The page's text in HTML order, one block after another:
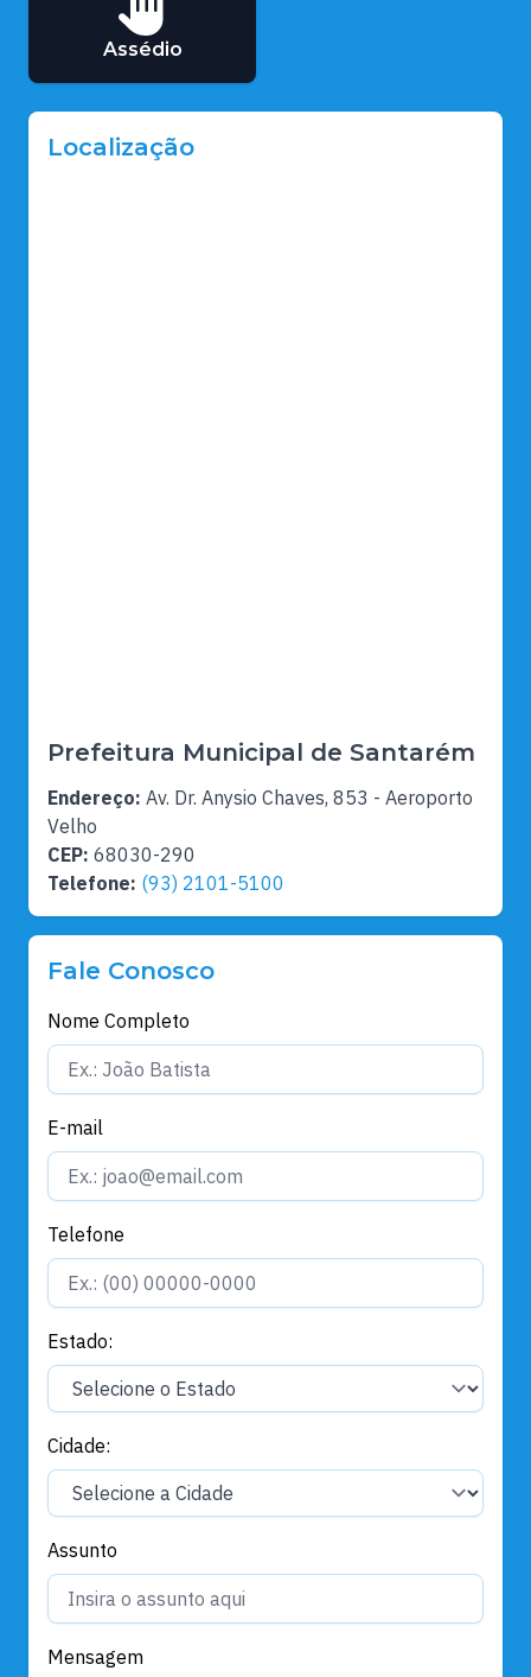
Assédio
Localização
Prefeitura Municipal de Santarém
Endereço: Av. Dr. Anysio Chaves, 853 - Aeroporto
Velho
CEP: 68030-290
Telefone: (93) 2101-5100
Fale Conosco
Nome Completo
E-mail
Telefone
Estado:
Cidade:
Assunto
Mensagem